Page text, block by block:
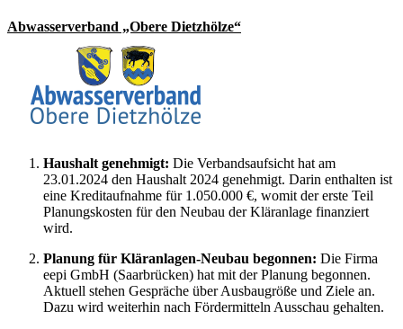
Abwasserverband „Obere Dietzhölze“
Haushalt genehmigt: Die Verbandsaufsicht hat am
23.01.2024 den Haushalt 2024 genehmigt. Darin enthalten ist
eine Kreditaufnahme für 1.050.000 €, womit der erste Teil
Planungskosten für den Neubau der Kläranlage finanziert
wird.
Planung für Kläranlagen-Neubau begonnen: Die Firma
eepi GmbH (Saarbrücken) hat mit der Planung begonnen.
Aktuell stehen Gespräche über Ausbaugröße und Ziele an.
Dazu wird weiterhin nach Fördermitteln Ausschau gehalten.